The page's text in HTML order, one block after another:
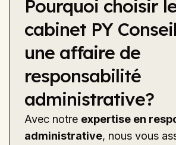
Pourquoi choisir
cabinet PY
une affaire de
responsabilité
administrative?
Avec notre expertise en
administrative, nous vous